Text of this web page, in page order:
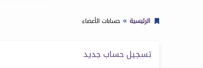
الرئيسية حسابات الأعضاء
تسجيل حساب جديد